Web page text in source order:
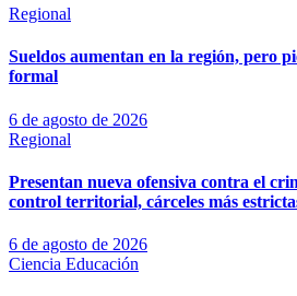
Regional
Sueldos aumentan en la región, pero
formal
6 de agosto de 2026
Regional
Presentan nueva ofensiva contra el
control territorial, cárceles más
6 de agosto de 2026
Ciencia Educación